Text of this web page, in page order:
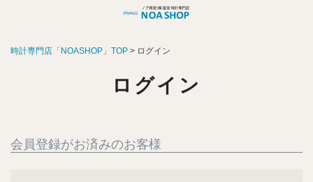
時計専門店「NOASHOP」TOP ログイン
ログイン
会員登録がお済みのお客様